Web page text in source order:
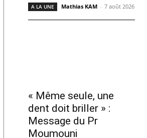
A LA UNE Mathias KAM - 7 août 2026
« Même seule, une
dent doit briller » :
Message du Pr
Moumouni